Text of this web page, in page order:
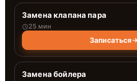
Замена клапана пара
25 мин
Записаться
Замена бойлера